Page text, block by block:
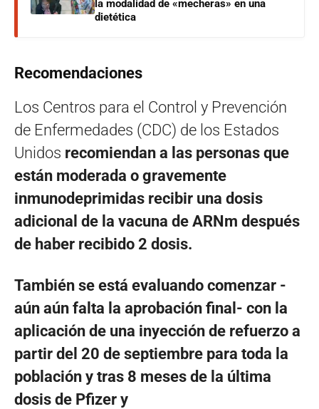
la modalidad de «mecheras» en una
dietética
Recomendaciones
Los Centros para el Control y Prevención
de Enfermedades (CDC) de los Estados
Unidos recomiendan ​​a las personas que
están moderada o gravemente
inmunodeprimidas recibir una dosis
adicional de la vacuna de ARNm después
de haber recibido 2 dosis.
También se está evaluando comenzar -
aún aún falta la aprobación final- con la
aplicación de una inyección de refuerzo a
partir del 20 de septiembre para toda la
población y tras 8 meses de la última
dosis de Pfizer y